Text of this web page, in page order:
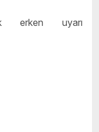
erken uyarı